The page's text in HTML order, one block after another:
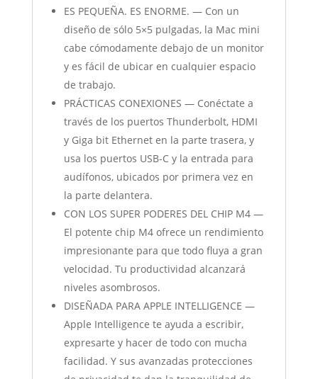
ES PEQUEÑA. ES ENORME. — Con un
diseño de sólo 5×5 pulgadas, la Mac mini
cabe cómodamente debajo de un monitor
y es fácil de ubicar en cualquier espacio
de trabajo.
PRÁCTICAS CONEXIONES — Conéctate a
través de los puertos Thunderbolt, HDMI
y Giga bit Ethernet en la parte trasera, y
usa los puertos USB-C y la entrada para
audífonos, ubicados por primera vez en
la parte delantera.
CON LOS SUPER PODERES DEL CHIP M4 —
El potente chip M4 ofrece un rendimiento
impresionante para que todo fluya a gran
velocidad. Tu productividad alcanzará
niveles asombrosos.
DISEÑADA PARA APPLE INTELLIGENCE —
Apple Intelligence te ayuda a escribir,
expresarte y hacer de todo con mucha
facilidad. Y sus avanzadas protecciones